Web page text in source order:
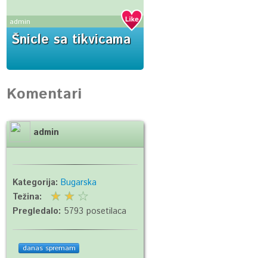
admin
Šnicle sa tikvicama
Komentari
admin
Kategorija:Bugarska
Težina:
Pregledalo: 5793 posetilaca
danas spremam